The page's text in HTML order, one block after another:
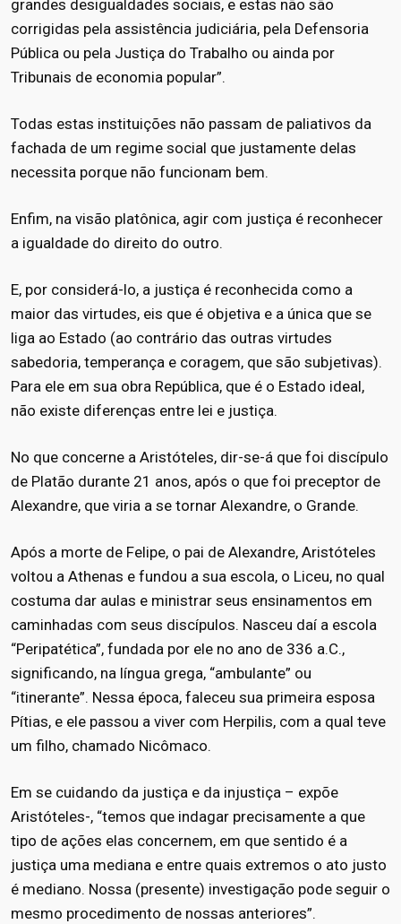
grandes desigualdades sociais, e estas não são
corrigidas pela assistência judiciária, pela Defensoria
Pública ou pela Justiça do Trabalho ou ainda por
Tribunais de economia popular”.
Todas estas instituições não passam de paliativos da
fachada de um regime social que justamente delas
necessita porque não funcionam bem.
Enfim, na visão platônica, agir com justiça é reconhecer
a igualdade do direito do outro.
E, por considerá-lo, a justiça é reconhecida como a
maior das virtudes, eis que é objetiva e a única que se
liga ao Estado (ao contrário das outras virtudes
sabedoria, temperança e coragem, que são subjetivas).
Para ele em sua obra República, que é o Estado ideal,
não existe diferenças entre lei e justiça.
No que concerne a Aristóteles, dir-se-á que foi discípulo
de Platão durante 21 anos, após o que foi preceptor de
Alexandre, que viria a se tornar Alexandre, o Grande.
Após a morte de Felipe, o pai de Alexandre, Aristóteles
voltou a Athenas e fundou a sua escola, o Liceu, no qual
costuma dar aulas e ministrar seus ensinamentos em
caminhadas com seus discípulos. Nasceu daí a escola
“Peripatética”, fundada por ele no ano de 336 a.C.,
significando, na língua grega, “ambulante” ou
“itinerante”. Nessa época, faleceu sua primeira esposa
Pítias, e ele passou a viver com Herpilis, com a qual teve
um filho, chamado Nicômaco.
Em se cuidando da justiça e da injustiça – expõe
Aristóteles-, “temos que indagar precisamente a que
tipo de ações elas concernem, em que sentido é a
justiça uma mediana e entre quais extremos o ato justo
é mediano. Nossa (presente) investigação pode seguir o
mesmo procedimento de nossas anteriores”.